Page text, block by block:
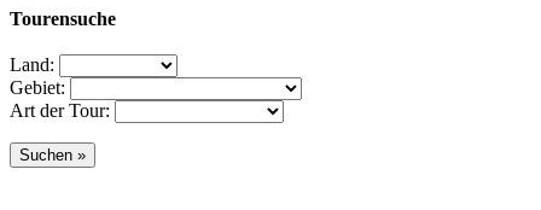
Tourensuche
Land:
Gebiet:
Art der Tour: